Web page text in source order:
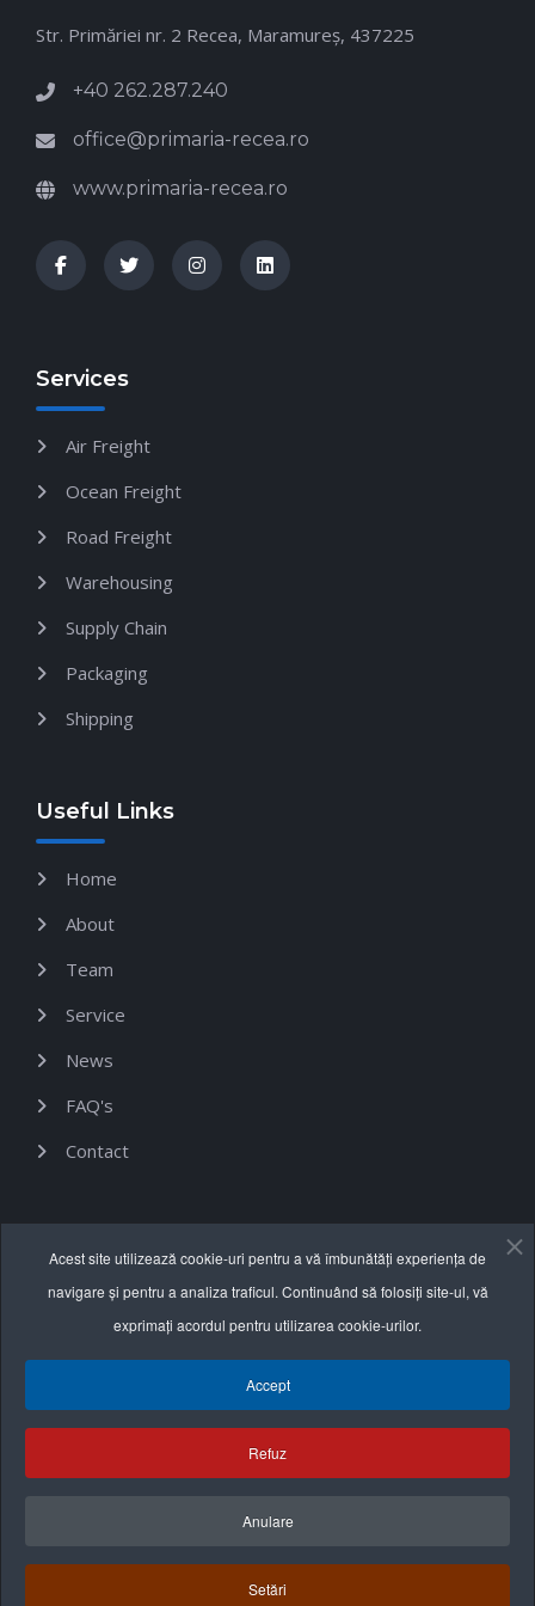
Str. Primăriei nr. 2 Recea, Maramureş, 437225
+40 262.287.240
office@primaria-recea.ro
www.primaria-recea.ro
Services
Air Freight
Ocean Freight
Road Freight
Warehousing
Supply Chain
Packaging
Shipping
Useful Links
Home
About
Team
Service
News
FAQ's
Contact
Politica de confidențialitate
Acest site utilizează cookie-uri pentru a vă îmbunătăți experiența de
navigare și pentru a analiza traficul. Continuând să folosiți site-ul, vă
exprimați acordul pentru utilizarea cookie-urilor.
Accept
Refuz
Anulare
Setări